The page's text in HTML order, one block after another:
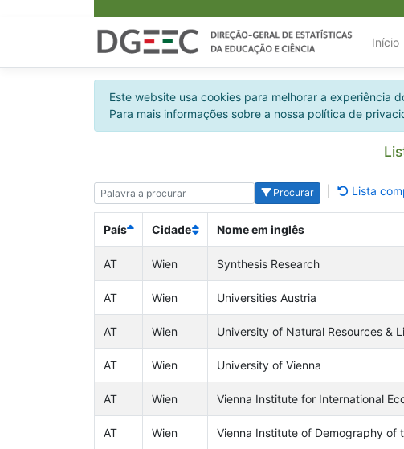
Início
Este website usa cookies para melhorar a experiência
Para mais informações sobre a nossa política de
Procurar Lista
País Cidade Nome em inglês
AT Wien Synthesis Research
AT Wien Universities Austria
AT Wien University of Natural Resources &
AT Wien University of Vienna
AT Wien Vienna Institute for International
AT Wien Vienna Institute of Demography of